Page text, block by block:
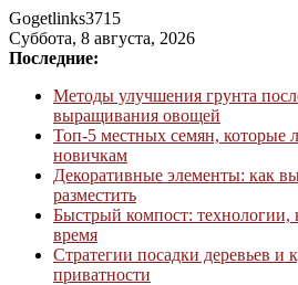
Gogetlinks3715
Суббота, 8 августа, 2026
Последние:
Методы улучшения грунта
выращивания овощей
Топ-5 местных семян, которые
новичкам
Декоративные элементы: как
разместить
Быстрый компост: технологии,
время
Стратегии посадки деревьев и
приватности